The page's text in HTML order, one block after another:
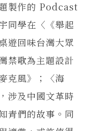
製作的 Podcast
同學在〈《舉起
遊回味台灣大眾
禁歌為主題設計
克風》；〈海
涉及中國文革時
青們的故事。同